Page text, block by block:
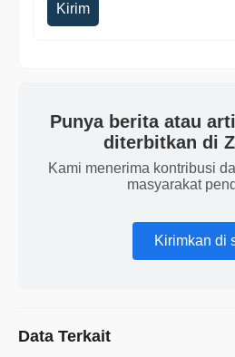
Kirim
Punya berita atau
diterbitkan di
Kami menerima kontribusi
masyarakat
Kirimkan di
Data Terkait